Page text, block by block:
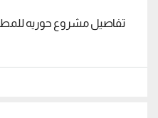
تفاصيل مشروع حوريه